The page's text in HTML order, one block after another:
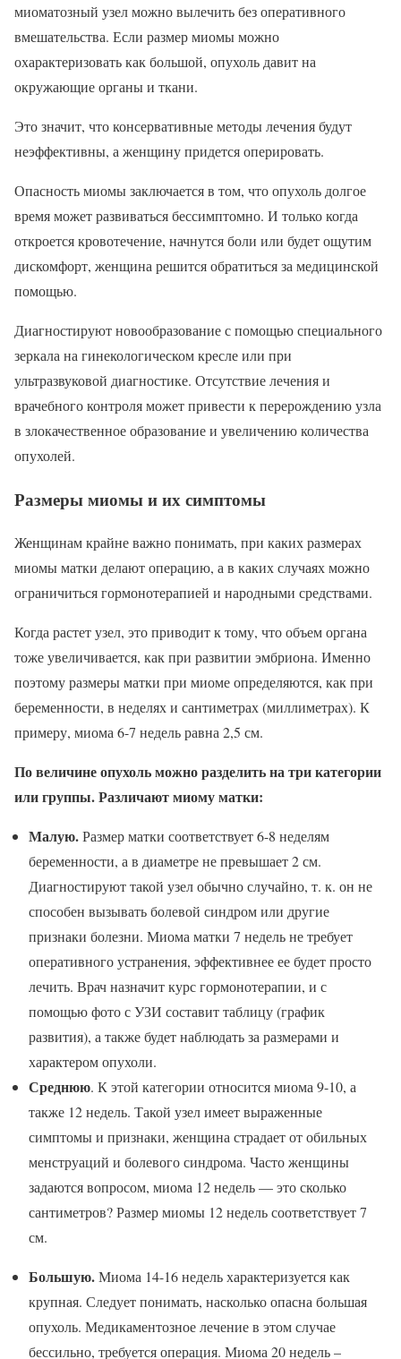
миоматозный узел можно вылечить без оперативного
вмешательства. Если размер миомы можно
охарактеризовать как большой, опухоль давит на
окружающие органы и ткани.
Это значит, что консервативные методы лечения будут
неэффективны, а женщину придется оперировать.
Опасность миомы заключается в том, что опухоль долгое
время может развиваться бессимптомно. И только когда
откроется кровотечение, начнутся боли или будет ощутим
дискомфорт, женщина решится обратиться за медицинской
помощью.
Диагностируют новообразование с помощью специального
зеркала на гинекологическом кресле или при
ультразвуковой диагностике. Отсутствие лечения и
врачебного контроля может привести к перерождению узла
в злокачественное образование и увеличению количества
опухолей.
Размеры миомы и их симптомы
Женщинам крайне важно понимать, при каких размерах
миомы матки делают операцию, а в каких случаях можно
ограничиться гормонотерапией и народными средствами.
Когда растет узел, это приводит к тому, что объем органа
тоже увеличивается, как при развитии эмбриона. Именно
поэтому размеры матки при миоме определяются, как при
беременности, в неделях и сантиметрах (миллиметрах). К
примеру, миома 6-7 недель равна 2,5 см.
По величине опухоль можно разделить на три категории
или группы. Различают миому матки:
Малую.Размер матки соответствует 6-8 неделям
беременности, а в диаметре не превышает 2 см.
Диагностируют такой узел обычно случайно, т. к. он не
способен вызывать болевой синдром или другие
признаки болезни. Миома матки 7 недель не требует
оперативного устранения, эффективнее ее будет просто
лечить. Врач назначит курс гормонотерапии, и с
помощью фото с УЗИ составит таблицу (график
развития), а также будет наблюдать за размерами и
характером опухоли.
Среднюю. К этой категории относится миома 9-10, а
также 12 недель. Такой узел имеет выраженные
симптомы и признаки, женщина страдает от обильных
менструаций и болевого синдрома. Часто женщины
задаются вопросом, миома 12 недель — это сколько
сантиметров? Размер миомы 12 недель соответствует 7
см.
Большую.Миома 14-16 недель характеризуется как
крупная. Следует понимать, насколько опасна большая
опухоль. Медикаментозное лечение в этом случае
бессильно, требуется операция. Миома 20 недель –